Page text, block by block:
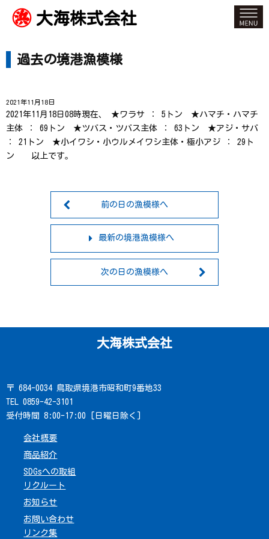
大海株式会社
過去の境港漁模様
2021年11月18日
2021年11月18日08時現在、 ★ワラサ ： 5トン ★ハマチ・ハマチ
主体 ： 69トン ★ツバス・ツバス主体 ： 63トン ★アジ・サバ
： 21トン ★小イワシ・小ウルメイワシ主体・極小アジ ： 29ト
ン 以上です。
前の日の漁模様へ
最新の境港漁模様へ
次の日の漁模様へ
大海株式会社
〒 684-0034 鳥取県境港市昭和町9番地33
TEL 0859-42-3101
受付時間 8:00-17:00 [日曜日除く]
会社概要
商品紹介
SDGsへの取組
リクルート
お知らせ
お問い合わせ
リンク集